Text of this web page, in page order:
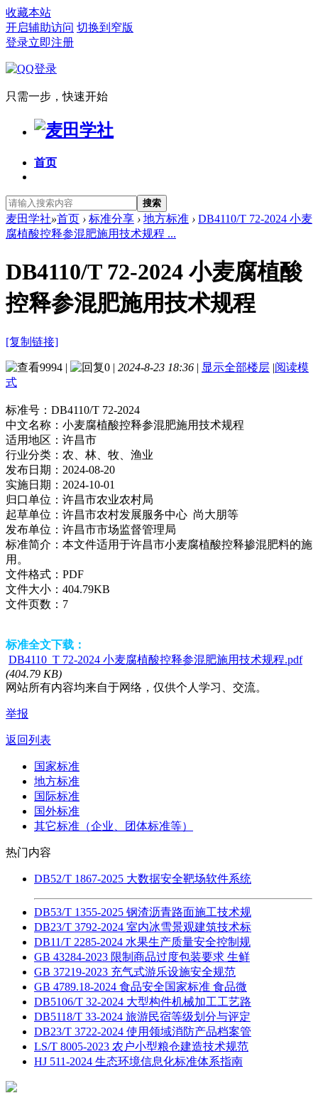
收藏本站
开启辅助访问 切换到窄版
登录立即注册
只需一步，快速开始
首页
搜索
麦田学社»首页 › 标准分享 › 地方标准 › DB4110/T 72-2024 小麦
腐植酸控释参混肥施用技术规程 ...
DB4110/T 72-2024 小麦腐植酸
控释参混肥施用技术规程
[复制链接]
9994 | 0 | 2024-8-23 18:36 | 显示全部楼层 |阅读模
式
标准号： DB4110/T 72-2024
中文名称： 小麦腐植酸控释参混肥施用技术规程
适用地区： 许昌市
行业分类： 农、林、牧、渔业
发布日期： 2024-08-20
实施日期： 2024-10-01
归口单位： 许昌市农业农村局
起草单位： 许昌市农村发展服务中心 尚大朋等
发布单位： 许昌市市场监督管理局
标准简介： 本文件适用于许昌市小麦腐植酸控释掺混肥料的施
用。
文件格式： PDF
文件大小： 404.79KB
文件页数： 7
标准全文下载：
DB4110_T 72-2024 小麦腐植酸控释参混肥施用技术规程.pdf
(404.79 KB)
网站所有内容均来自于网络，仅供个人学习、交流。
举报
返回列表
国家标准
地方标准
国际标准
国外标准
其它标准（企业、团体标准等）
热门内容
DB52/T 1867-2025 大数据安全靶场软件系统
DB53/T 1355-2025 钢渣沥青路面施工技术规
DB23/T 3792-2024 室内冰雪景观建筑技术标
DB11/T 2285-2024 水果生产质量安全控制规
GB 43284-2023 限制商品过度包装要求 生鲜
GB 37219-2023 充气式游乐设施安全规范
GB 4789.18-2024 食品安全国家标准 食品微
DB5106/T 32-2024 大型构件机械加工工艺路
DB5118/T 33-2024 旅游民宿等级划分与评定
DB23/T 3722-2024 使用领域消防产品档案管
LS/T 8005-2023 农户小型粮仓建造技术规范
HJ 511-2024 生态环境信息化标准体系指南